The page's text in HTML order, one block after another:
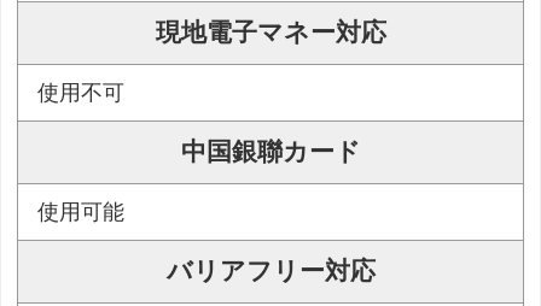
現地電子マネー対応
使用不可
中国銀聯カード
使用可能
バリアフリー対応